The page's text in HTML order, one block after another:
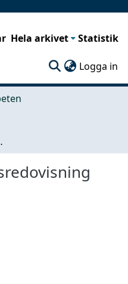
Hela arkivet Statistik
Logga in
av BIM